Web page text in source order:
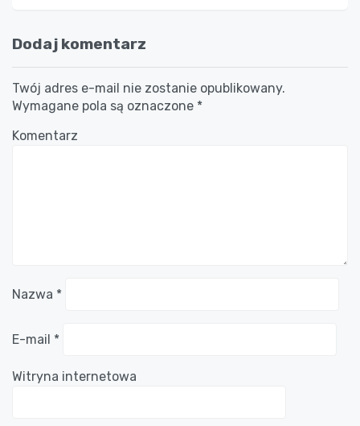
Dodaj komentarz
Twój adres e-mail nie zostanie opublikowany.
Wymagane pola są oznaczone *
Komentarz
Nazwa *
E-mail *
Witryna internetowa